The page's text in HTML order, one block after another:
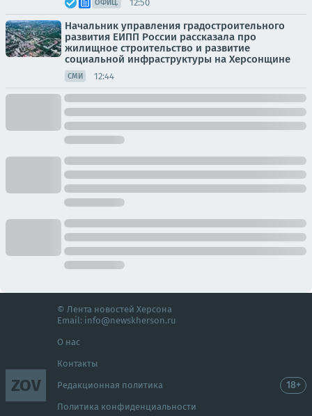
ОФИЦ. 12:50
Начальник управления градостроительного
развития ЕИПП России рассказала про
жилищное строительство и развитие
социальной инфраструктуры на Херсонщине
СМИ 12:44
ZOV
© Лента новостей Херсона
Email: info@newskherson.ru
О нас
Контакты
Редакционная политика
Политика конфиденциальности
18+